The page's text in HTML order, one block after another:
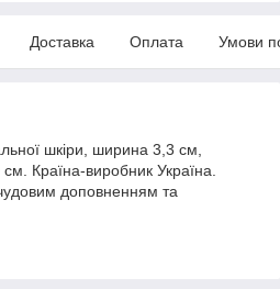
Доставка Оплата Умови
шкіри, ширина 3,3 см,
Країна-виробник Україна.
доповненням та